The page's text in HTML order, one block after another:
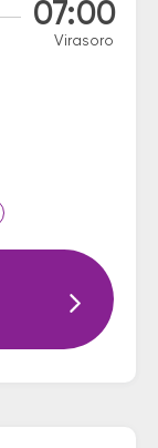
07:00
Virasoro